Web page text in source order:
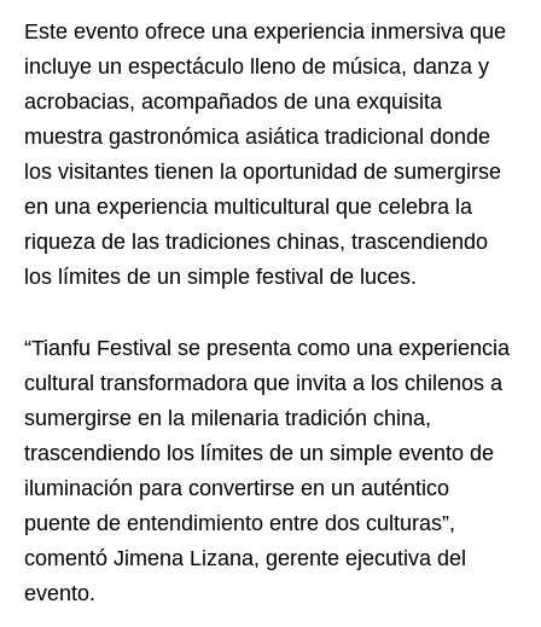
Este evento ofrece una experiencia inmersiva que
incluye un espectáculo lleno de música, danza y
acrobacias, acompañados de una exquisita
muestra gastronómica asiática tradicional donde
los visitantes tienen la oportunidad de sumergirse
en una experiencia multicultural que celebra la
riqueza de las tradiciones chinas, trascendiendo
los límites de un simple festival de luces.
“Tianfu Festival se presenta como una experiencia
cultural transformadora que invita a los chilenos a
sumergirse en la milenaria tradición china,
trascendiendo los límites de un simple evento de
iluminación para convertirse en un auténtico
puente de entendimiento entre dos culturas”,
comentó Jimena Lizana, gerente ejecutiva del
evento.